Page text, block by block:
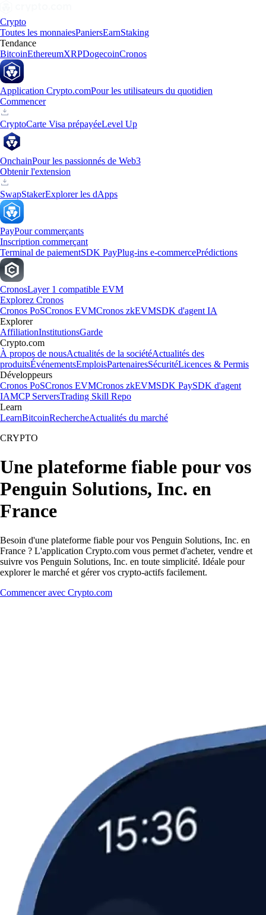
Crypto
Toutes les monnaiesPaniersEarnStaking
Tendance
BitcoinEthereumXRPDogecoinCronos
Application Crypto.comPour les utilisateurs du quotidien
Commencer
CryptoCarte Visa prépayéeLevel Up
OnchainPour les passionnés de Web3
Obtenir l'extension
SwapStakerExplorer les dApps
PayPour commerçants
Inscription commerçant
Terminal de paiementSDK PayPlug-ins e-commercePrédictions
CronosLayer 1 compatible EVM
Explorez Cronos
Cronos PoSCronos EVMCronos zkEVMSDK d'agent IA
Explorer
AffiliationInstitutionsGarde
Crypto.com
À propos de nousActualités de la sociétéActualités des
produitsÉvénementsEmploisPartenairesSécuritéLicences & Permis
Développeurs
Cronos PoSCronos EVMCronos zkEVMSDK PaySDK d'agent
IAMCP ServersTrading Skill Repo
Learn
LearnBitcoinRechercheActualités du marché
CRYPTO
Une plateforme fiable pour vos
Penguin Solutions, Inc. en
France
Besoin d'une plateforme fiable pour vos Penguin Solutions, Inc. en
France ? L'application Crypto.com vous permet d'acheter, vendre et
suivre vos Penguin Solutions, Inc. en toute simplicité. Idéale pour
explorer le marché et gérer vos crypto-actifs facilement.
Commencer avec Crypto.com